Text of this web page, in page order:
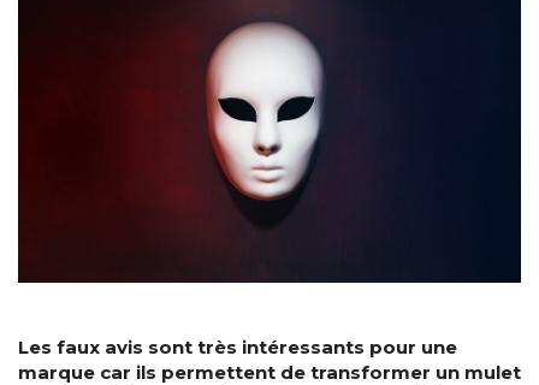
Les faux avis sont très intéressants pour une
marque car ils permettent de transformer un mulet